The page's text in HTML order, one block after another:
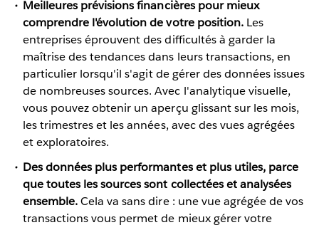
Meilleures prévisions financières pour mieux
comprendre l'évolution de votre position.Les
entreprises éprouvent des difficultés à garder la
maîtrise des tendances dans leurs transactions, en
particulier lorsqu'il s'agit de gérer des données issues
de nombreuses sources. Avec l'analytique visuelle,
vous pouvez obtenir un aperçu glissant sur les mois,
les trimestres et les années, avec des vues agrégées
et exploratoires.
Des données plus performantes et plus utiles, parce
que toutes les sources sont collectées et analysées
ensemble.Cela va sans dire : une vue agrégée de vos
transactions vous permet de mieux gérer votre